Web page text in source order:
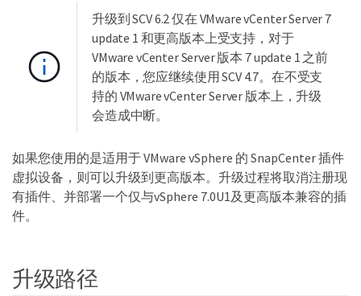
升级到 SCV 6.2 仅在 VMware vCenter Server 7
update 1 和更高版本上受支持，对于
VMware vCenter Server 版本 7 update 1 之前
的版本，您应继续使用 SCV 4.7。在不受支
持的 VMware vCenter Server 版本上，升级
会造成中断。
如果您使用的是适用于 VMware vSphere 的 SnapCenter 插件
虚拟设备，则可以升级到更高版本。升级过程将取消注册现
有插件、并部署一个仅与vSphere 7.0U1及更高版本兼容的插
件。
升级路径